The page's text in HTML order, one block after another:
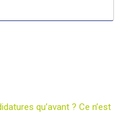
qu’avant ? Ce n’est